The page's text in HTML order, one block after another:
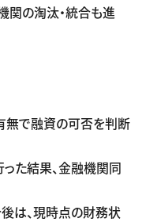
関の淘汰・統合も進
無で融資の可否を判断
た結果、金融機関同
後は、現時点の財務状